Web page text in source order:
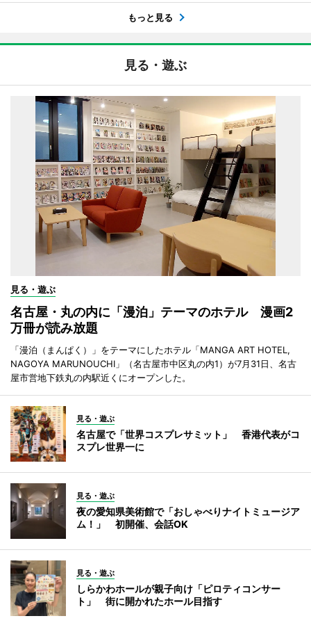
もっと見る
見る・遊ぶ
見る・遊ぶ
名古屋・丸の内に「漫泊」テーマのホテル 漫画2
万冊が読み放題
「漫泊（まんぱく）」をテーマにしたホテル「MANGA ART HOTEL,
NAGOYA MARUNOUCHI」（名古屋市中区丸の内1）が7月31日、名古
屋市営地下鉄丸の内駅近くにオープンした。
見る・遊ぶ
名古屋で「世界コスプレサミット」 香港代表がコ
スプレ世界一に
見る・遊ぶ
夜の愛知県美術館で「おしゃべりナイトミュージア
ム！」 初開催、会話OK
見る・遊ぶ
しらかわホールが親子向け「ピロティコンサー
ト」 街に開かれたホール目指す